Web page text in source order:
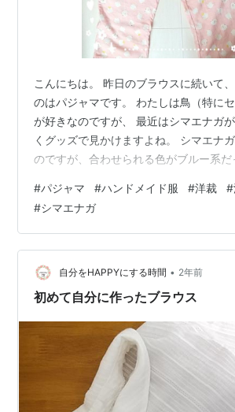
こんにちは。 昨日のブラウスに続いて
のはパジャマです。 わたしは鳥（特にセ
が好きなのですが、 最近はシマエナガ
くグッズで見かけますよね。 シマエナ
のですが、合わせられる色がブルー系だ
のものは基本的に持たないので、グッズ
んでしまいます。 そんな時、 布・生地
nunocoto fabric さんで見つけたシマエ
地♡ 生地の種類は、オックスやローン
６種類から選択可能。 わたしは、パジャ
ったので、ダブ…
#パジャマ #ハンドメイド服 #洋裁 #
#シマエナガ
自分をHAPPYにする時間 • 2年前
初めて自分に作ったブラウス